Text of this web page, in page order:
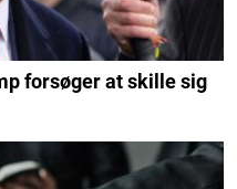
forsøger at skille sig